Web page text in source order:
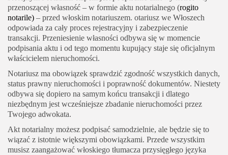
przenoszącej własność – w formie aktu notarialnego (rogito
notarile) – przed włoskim notariuszem. otariusz we Włoszech
odpowiada za cały proces rejestracyjny i zabezpieczenie
transakcji. Przeniesienie własności odbywa się w momencie
podpisania aktu i od tego momentu kupujący staje się oficjalnym
właścicielem nieruchomości.
Notariusz ma obowiązek sprawdzić zgodność wszystkich danych,
status prawny nieruchomości i poprawność dokumentów. Niestety
odbywa się dopiero na samym końcu transakcji i dlatego
niezbędnym jest wcześniejsze zbadanie nieruchomości przez
Twojego adwokata.
Akt notarialny możesz podpisać samodzielnie, ale będzie się to
wiązać z istotnie większymi obowiązkami. Przede wszystkim
musisz zaangażować włoskiego tłumacza przysięgłego języka